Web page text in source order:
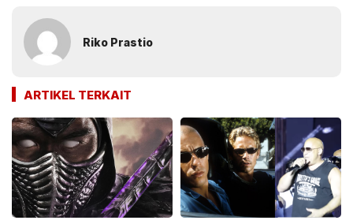
Riko Prastio
ARTIKEL TERKAIT